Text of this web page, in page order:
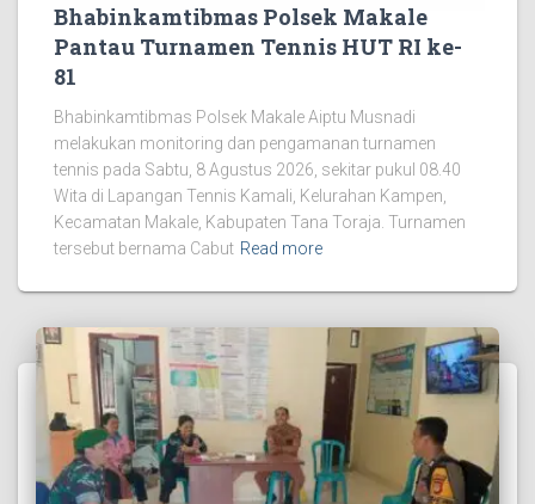
Bhabinkamtibmas Polsek Makale
Pantau Turnamen Tennis HUT RI ke-
81
Bhabinkamtibmas Polsek Makale Aiptu Musnadi
melakukan monitoring dan pengamanan turnamen
tennis pada Sabtu, 8 Agustus 2026, sekitar pukul 08.40
Wita di Lapangan Tennis Kamali, Kelurahan Kampen,
Kecamatan Makale, Kabupaten Tana Toraja. Turnamen
tersebut bernama Cabut Read more